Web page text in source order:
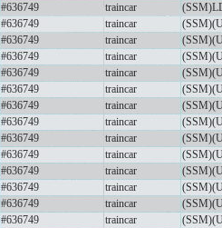
#636749 traincar
#636749 traincar
#636749 traincar
#636749 traincar
#636749 traincar
#636749 traincar
#636749 traincar
#636749 traincar
#636749 traincar
#636749 traincar
#636749 traincar
#636749 traincar
#636749 traincar
#636749 traincar